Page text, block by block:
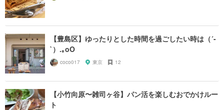
【豊島区】ゆったりとした時間を過ごしたい時は（´-
`）.｡oO
coco017 東京 12
【小竹向原〜雑司ヶ谷】パン活を楽しむおでかけルー
ト